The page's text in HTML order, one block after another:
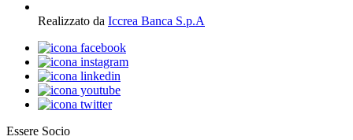
Realizzato da Iccrea Banca S.p.A
Essere Socio